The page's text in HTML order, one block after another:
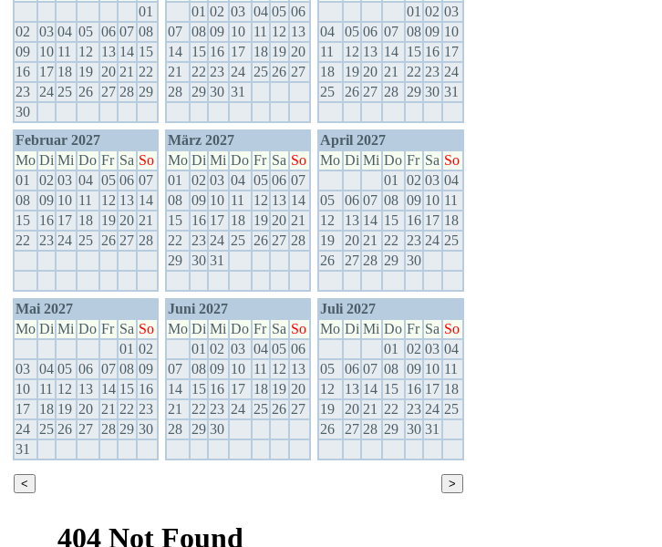
01
02
03 04 05 06 07 08
09
10 11 12 13 14 15
16
17 18 19 20 21 22
23
24 25 26 27 28 29
30
01 02 03 04 05 06
07 08 09 10 11 12 13
14
15 16 17 18 19 20
21
22 23 24 25 26 27
28
29 30 31
01 02 03
04
05 06 07 08 09 10
11
12 13 14 15 16 17
18
19 20 21 22 23 24
25
26 27 28 29 30 31
Februar 2027
Mo Di Mi Do Fr Sa So
01
02 03 04 05 06 07
08 09 10 11 12 13 14
15
16 17 18 19 20 21
22
23 24 25 26 27 28
März 2027
Mo Di Mi Do Fr Sa So
01
02 03 04 05 06 07
08 09 10 11 12 13 14
15
16 17 18 19 20 21
22
23 24 25 26 27 28
29 30 31
April 2027
Mo Di Mi Do Fr Sa So
01
02 03 04
05
06 07 08 09 10 11
12
13 14 15 16 17 18
19
20 21 22 23 24 25
26
27 28 29 30
Mai 2027
Mo Di Mi Do Fr Sa So
01 02
03 04 05 06 07 08 09
10
11 12 13 14 15 16
17
18 19 20 21 22 23
24
25 26 27 28 29 30
31
Juni 2027
Mo Di Mi Do Fr Sa So
01 02 03 04 05 06
07 08 09 10 11 12 13
14
15 16 17 18 19 20
21
22 23 24 25 26 27
28
29 30
Juli 2027
Mo Di Mi Do Fr Sa So
01
02 03 04
05
06 07 08 09 10 11
12
13 14 15 16 17 18
19
20 21 22 23 24 25
26
27 28 29 30 31